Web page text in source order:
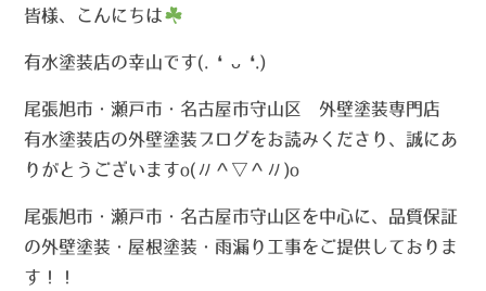
皆様、こんにちは
有水塗装店の幸山です(. ❛ ᴗ ❛.)
尾張旭市・瀬戸市・名古屋市守山区 外壁塗装専門店
有水塗装店の外壁塗装ブログをお読みくださり、誠にあ
りがとうございますo(〃＾▽＾〃)o
尾張旭市・瀬戸市・名古屋市守山区を中心に、品質保証
の外壁塗装・屋根塗装・雨漏り工事をご提供しておりま
す！！